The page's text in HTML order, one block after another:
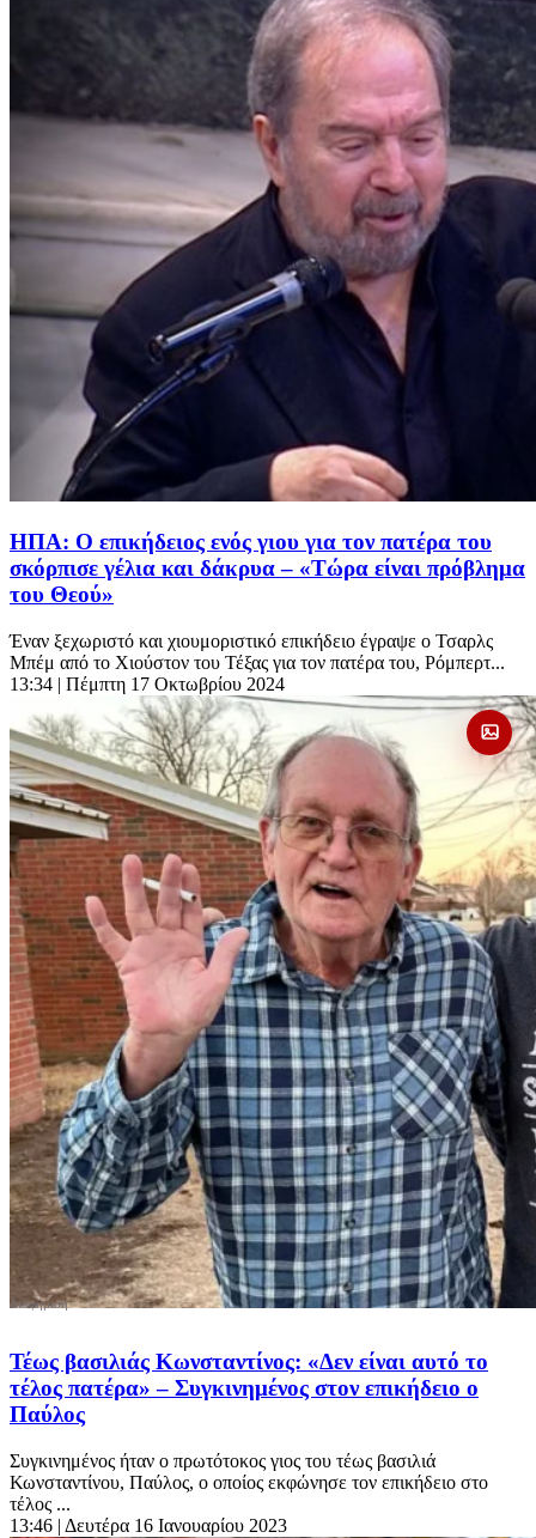
ΗΠΑ: Ο επικήδειος ενός γιου για τον πατέρα του
σκόρπισε γέλια και δάκρυα – «Τώρα είναι πρόβλημα
του Θεού»
Έναν ξεχωριστό και χιουμοριστικό επικήδειο έγραψε ο Τσαρλς
Μπέμ από το Χιούστον του Τέξας για τον πατέρα του, Ρόμπερτ...
13:34 | Πέμπτη 17 Οκτωβρίου 2024
Τέως βασιλιάς Κωνσταντίνος: «Δεν είναι αυτό το
τέλος πατέρα» – Συγκινημένος στον επικήδειο ο
Παύλος
Συγκινημένος ήταν ο πρωτότοκος γιος του τέως βασιλιά
Κωνσταντίνου, Παύλος, ο οποίος εκφώνησε τον επικήδειο στο
τέλος ...
13:46 | Δευτέρα 16 Ιανουαρίου 2023